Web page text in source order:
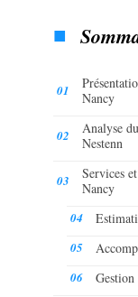
Nancy
Analyse
Nestenn
Services
Nancy